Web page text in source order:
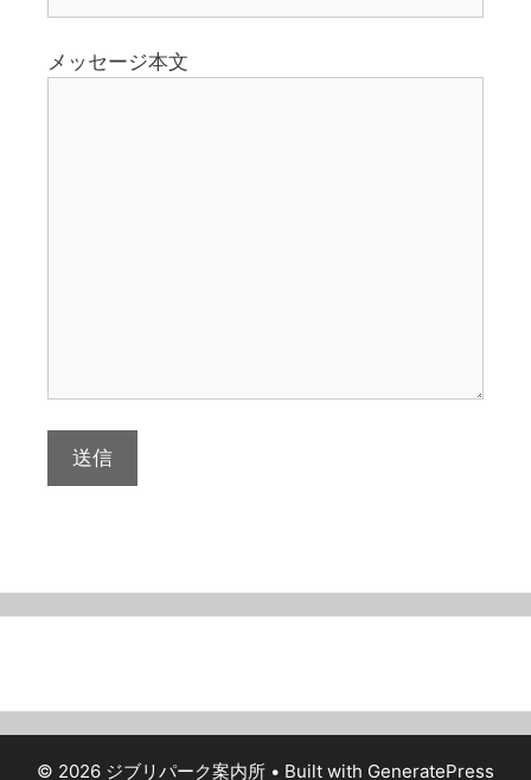
メッセージ本文
© 2026 ジブリパーク案内所 • Built with GeneratePress